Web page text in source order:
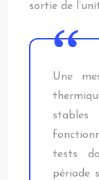
sortie de
Une
tests
période